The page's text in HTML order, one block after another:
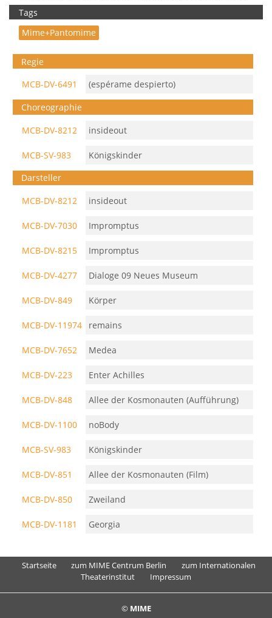
Tags
Mime+Pantomime
Regie
MCB-DV-6491
(espérame despierto)
Choreographie
MCB-DV-8212
insideout
MCB-SV-983
Königskinder
Darsteller
MCB-DV-8212
insideout
MCB-DV-7030 Impromptus
MCB-DV-8215 Impromptus
MCB-DV-4277 Dialoge 09 Neues Museum
MCB-DV-849 Körper
MCB-DV-11974 remains
MCB-DV-7652 Medea
MCB-DV-223 Enter Achilles
MCB-DV-848 Allee der Kosmonauten (Aufführung)
MCB-DV-1100 noBody
MCB-SV-983 Königskinder
MCB-DV-851 Allee der Kosmonauten (Film)
MCB-DV-850 Zweiland
MCB-DV-1181 Georgia
Startseite zum MIME Centrum Berlin
zum Internationalen
Theaterinstitut
Impressum
© MIME